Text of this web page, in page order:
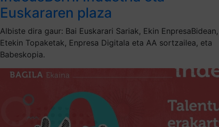
Euskararen plaza
Albiste dira gaur: Bai Euskarari Sariak, Ekin EnpresaBidean,
Etekin Topaketak, Enpresa Digitala eta AA sortzailea, eta
Babeskopia.